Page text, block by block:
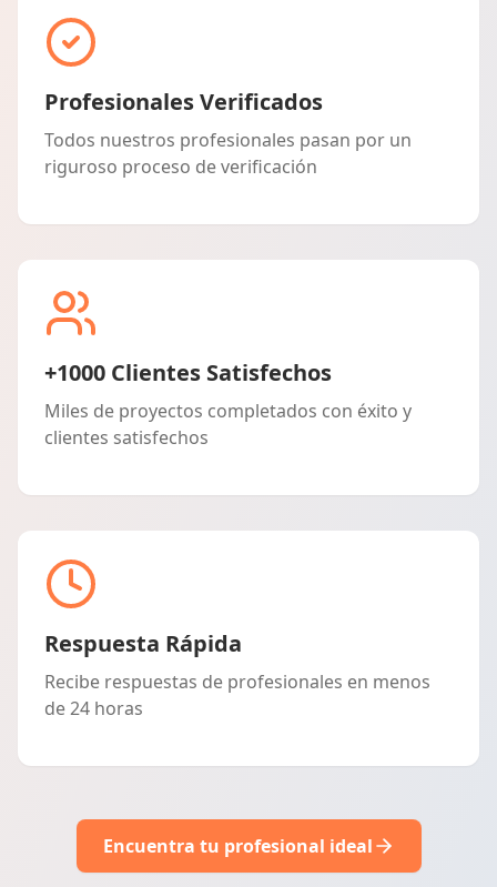
Profesionales Verificados
Todos nuestros profesionales pasan por un
riguroso proceso de verificación
+1000 Clientes Satisfechos
Miles de proyectos completados con éxito y
clientes satisfechos
Respuesta Rápida
Recibe respuestas de profesionales en menos
de 24 horas
Encuentra tu profesional ideal